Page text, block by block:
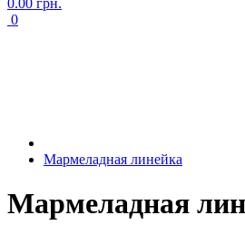
0.00 грн.
0
Мармеладная линейка
Мармеладная